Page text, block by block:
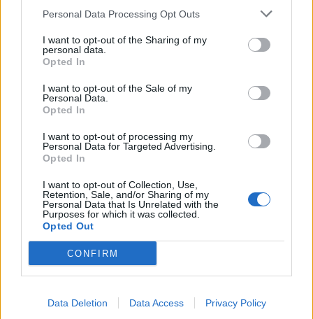
Personal Data Processing Opt Outs
I want to opt-out of the Sharing of my
personal data.
Opted In
I want to opt-out of the Sale of my
Personal Data.
Opted In
I want to opt-out of processing my
Personal Data for Targeted Advertising.
Opted In
I want to opt-out of Collection, Use,
Retention, Sale, and/or Sharing of my
Personal Data that Is Unrelated with the
Purposes for which it was collected.
Opted Out
CONFIRM
Data Deletion Data Access Privacy Policy
Baka András elfogadta a
elnöki tisztségre
Székely Sport
(videóval)
Nőileg
B. Máthé Zsuzsa: Az élet
epilepsziámmal